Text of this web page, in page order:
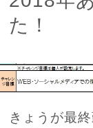
た！
きょうが最